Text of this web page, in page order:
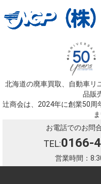
北海道の廃車買取、自動車リ
品販
辻󠄀商会は、2024年に創業50周
お電話でのお問
TEL:0166-
営業時間：